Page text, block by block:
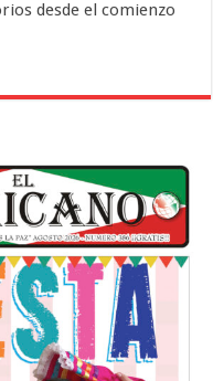
desde el comienzo